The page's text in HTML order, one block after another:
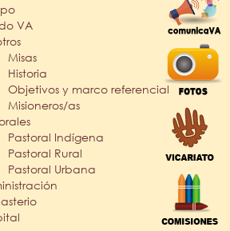
VA
Misas
Historia
Objetivos y marco referencial
Misioneros/as
Pastoral Indígena
Pastoral Rural
Pastoral Urbana